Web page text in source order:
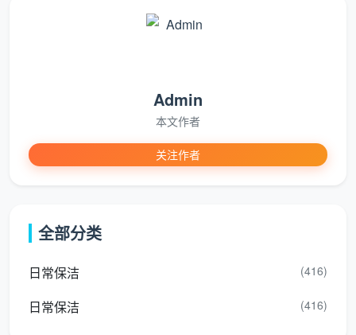
在成都天均安洁保洁，我们不回答“成都开荒保洁多
少钱一天”，因为我们根本不用这种方式计费。我们按您
房产证上的建筑面积一口价全包，每一分钱对应的是清
晰的服务项目，而不是模糊的人工时长。
建筑面积
60-80㎡
约900-1200
Admin
本文作者
关注作者
全部分类
日常保洁 (416)
日常保洁 (416)